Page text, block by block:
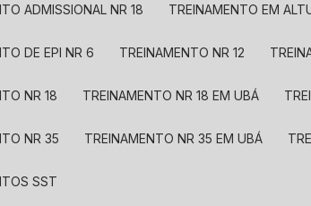
ADMISSIONAL NR 18 TREINAMENTO EM
DE EPI NR 6 TREINAMENTO NR 12
NR 18 TREINAMENTO NR 18 EM UBÁ
NR 35 TREINAMENTO NR 35 EM UBÁ
SST​